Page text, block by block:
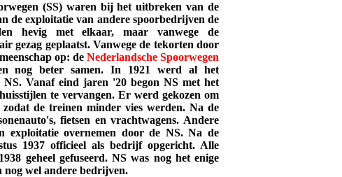
(SS) waren bij het uitbreken van de
de exploitatie van andere spoorbedrijven de
hevig met elkaar, maar vanwege de
gezag geplaatst. Vanwege de tekorten door
op: de Nederlandsche Spoorwegen
nog beter samen. In 1921 werd al het
NS. Vanaf eind jaren '20 begon NS met het
te vervangen. Er werd gekozen om
de treinen minder vies werden.Na de
fietsen en vrachtwagens. Andere
exploitatie overnemen door de NS. Na de
1937 officieel als bedrijf opgericht. Alle
geheel gefuseerd. NS was nog het enige
wel andere bedrijven.